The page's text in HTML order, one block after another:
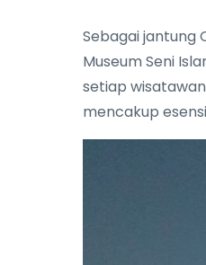
Sebagai jantung
Museum Seni
setiap
mencakup